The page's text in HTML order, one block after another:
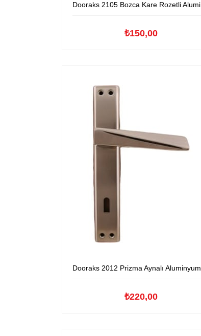
Dooraks 2105 Bozca Kare Rozetli Aluminyum Kapıkolu
₺150,00
Dooraks 2012 Prizma Aynalı Aluminyum Kapıkolu
₺220,00